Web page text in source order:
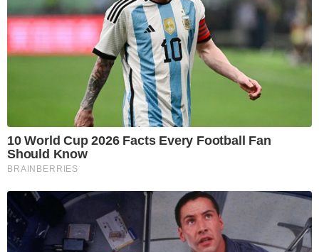
10 World Cup 2026 Facts Every Football Fan
Should Know
BRAINBERRIES